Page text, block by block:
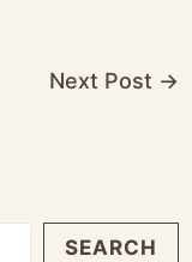
Next Post →
SEARCH